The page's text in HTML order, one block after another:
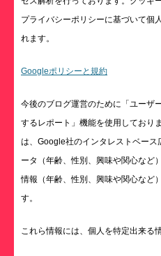
プライバシーポリシーに基づいて個
れます。
Googleポリシーと規約
今後のブログ運営のために「ユーザ
するレポート」機能を使用しており
は、Google社のインタレストベー
ータ（年齢、性別、興味や関心など
情報（年齢、性別、興味や関心など
す。
これら情報には、個人を特定出来る